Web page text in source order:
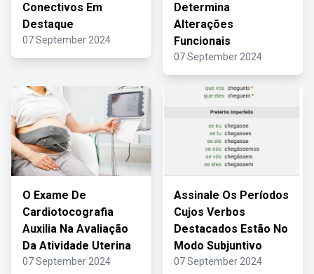
Conectivos Em
Destaque
07 September 2024
Determina
Alterações
Funcionais
07 September 2024
O Exame De
Cardiotocografia
Auxilia Na Avaliação
Da Atividade Uterina
07 September 2024
Assinale Os Períodos
Cujos Verbos
Destacados Estão No
Modo Subjuntivo
07 September 2024